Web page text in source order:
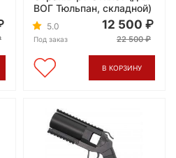
ВОГ Тюльпан, складной)
5.0
Под заказ
12 500
22 500
В КОРЗИНУ